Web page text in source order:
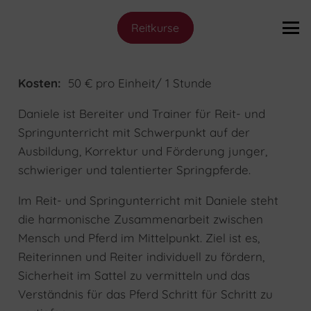
Reitkurse
Kosten: 50 € pro Einheit/ 1 Stunde
Daniele ist Bereiter und Trainer für Reit- und
Springunterricht mit Schwerpunkt auf der
Ausbildung, Korrektur und Förderung junger,
schwieriger und talentierter Springpferde.
Im Reit- und Springunterricht mit Daniele steht
die harmonische Zusammenarbeit zwischen
Mensch und Pferd im Mittelpunkt. Ziel ist es,
Reiterinnen und Reiter individuell zu fördern,
Sicherheit im Sattel zu vermitteln und das
Verständnis für das Pferd Schritt für Schritt zu